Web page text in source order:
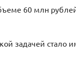
60 млн
задачей стало